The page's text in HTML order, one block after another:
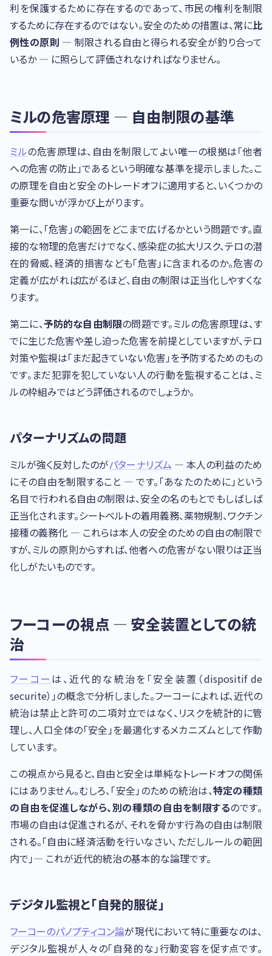
利を保護するために存在するのであって、市民の権利を制限
するために存在するのではない。安全のための措置は、常に比
例性の原則 — 制限される自由と得られる安全が釣り合って
いるか — に照らして評価されなければなりません。
ミルの危害原理 — 自由制限の基準
ミルの危害原理は、自由を制限してよい唯一の根拠は「他者
への危害の防止」であるという明確な基準を提示しました。こ
の原理を自由と安全のトレードオフに適用すると、いくつかの
重要な問いが浮かび上がります。
第一に、「危害」の範囲をどこまで広げるかという問題です。直
接的な物理的危害だけでなく、感染症の拡大リスク、テロの潜
在的脅威、経済的損害なども「危害」に含まれるのか。危害の
定義が広がれば広がるほど、自由の制限は正当化しやすくな
ります。
第二に、予防的な自由制限の問題です。ミルの危害原理は、す
でに生じた危害や差し迫った危害を前提としていますが、テロ
対策や監視は「まだ起きていない危害」を予防するためのもの
です。まだ犯罪を犯していない人の行動を監視することは、ミ
ルの枠組みではどう評価されるのでしょうか。
パターナリズムの問題
ミルが強く反対したのがパターナリズム — 本人の利益のため
にその自由を制限すること — です。「あなたのために」という
名目で行われる自由の制限は、安全の名のもとでもしばしば
正当化されます。シートベルトの着用義務、薬物規制、ワクチン
接種の義務化 — これらは本人の安全のための自由の制限で
すが、ミルの原則からすれば、他者への危害がない限りは正当
化しがたいものです。
フーコーの視点 — 安全装置としての統
治
フーコー は、近代的な統治を「安全装置（dispositif de
securite）」の概念で分析しました。フーコーによれば、近代の
統治は禁止と許可の二項対立ではなく、リスクを統計的に管
理し、人口全体の「安全」を最適化するメカニズムとして作動
しています。
この視点から見ると、自由と安全は単純なトレードオフの関係
にはありません。むしろ、「安全」のための統治は、特定の種類
の自由を促進しながら、別の種類の自由を制限するのです。
市場の自由は促進されるが、それを脅かす行為の自由は制限
される。「自由に経済活動を行いなさい、ただしルールの範囲
内で」— これが近代的統治の基本的な論理です。
デジタル監視と「自発的服従」
フーコーのパノプティコン論が現代において特に重要なのは、
デジタル監視が人々の「自発的な」行動変容を促す点です。